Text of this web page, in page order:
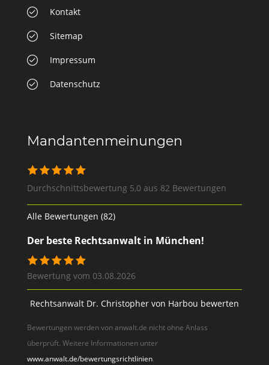
Kontakt
Sitemap
Impressum
Datenschutz
Mandantenmeinungen
Durchschnittsbewertung 5,0 aus 82 Bewertungen
Alle Bewertungen (82)
Der beste Rechtsanwalt in München!
Bewertung vom 03.08.2026
Rechtsanwalt Dr. Christopher von Harbou bewerten
Bewertungen werden von anwalt.de nicht ohne Anlass
überprüft. Weitere Informationen unter
www.anwalt.de/bewertungsrichtlinien.